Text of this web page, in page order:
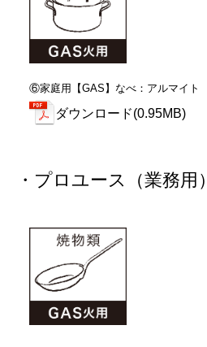
⑥家庭用【GAS】なべ：アルマイト
ダウンロード(0.95MB)
・プロユース（業務用）